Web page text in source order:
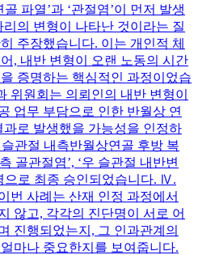
파열’과 ‘관절염’이 먼저 발생
의 변형이 나타난 것이라는 질
주장했습니다. 이는 개인적 체
, 내반 변형이 오랜 노동의 시간
증명하는 핵심적인 과정이었습
위원회는 의뢰인의 내반 변형이
업무 부담으로 인한 반월상 연
로 발생했을 가능성을 인정하
관절 내측반월상연골 후방 복
골관절염’, ‘우 슬관절 내반변
으로 최종 승인되었습니다. Ⅳ.
번 사례는 산재 인정 과정에서
않고, 각각의 진단명이 서로 어
진행되었는지, 그 인과관계의
마나 중요한지를 보여줍니다.